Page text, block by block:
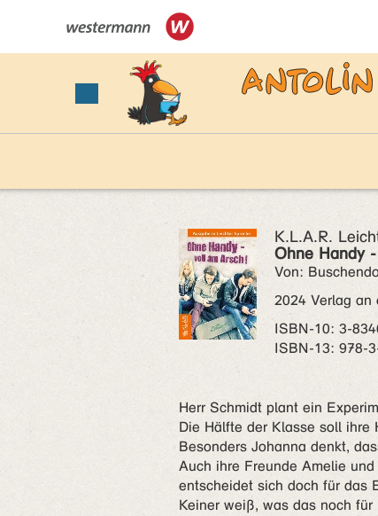
K.L.A.R.
Ohne Handy
Von:
2024 Verlag an
ISBN‑10: 3-
ISBN‑13: 978-
Herr Schmidt plant ein
Die Hälfte der Klasse soll ihre
Besonders Johanna denkt,
Auch ihre Freunde Amelie
entscheidet sich doch für das
Keiner weiß, was das noch für